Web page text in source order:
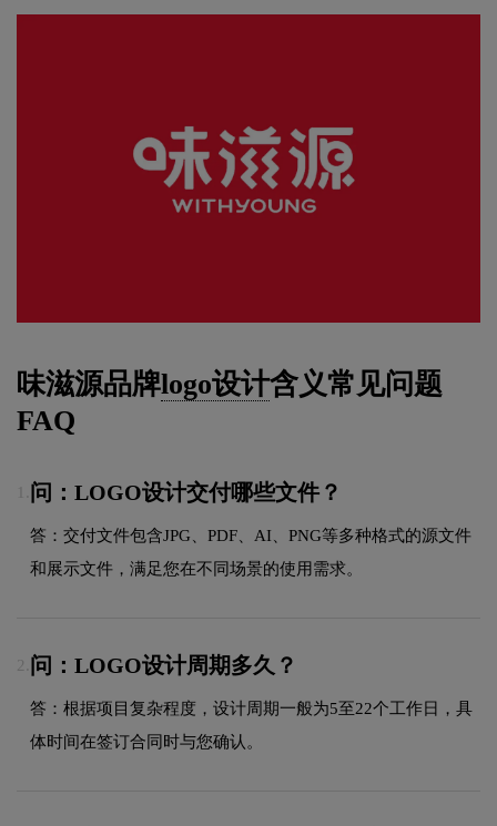
味滋源品牌logo设计含义常见问题
FAQ
问：LOGO设计交付哪些文件？
答：交付文件包含JPG、PDF、AI、PNG等多种格式的源文件
和展示文件，满足您在不同场景的使用需求。
2. 问：LOGO设计周期多久？
答：根据项目复杂程度，设计周期一般为5至22个工作日，具
体时间在签订合同时与您确认。